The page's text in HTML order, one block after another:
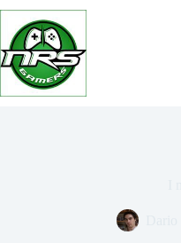
Salta
contenuto